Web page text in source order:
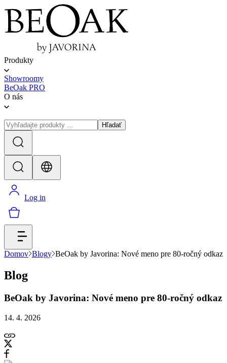
Produkty
Showroomy
BeOak PRO
O nás
Hľadať
Log in
Domov Blogy BeOak by Javorina: Nové meno pre 80-ročný odkaz
Blog
BeOak by Javorina: Nové meno pre 80-ročný odkaz
14. 4. 2026